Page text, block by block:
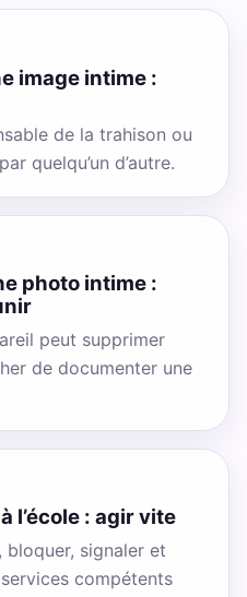
image intime :
de la trahison ou
quelqu’un d’autre.
photo intime :
peut supprimer
de documenter une
l’école : agir vite
bloquer, signaler et
compétents